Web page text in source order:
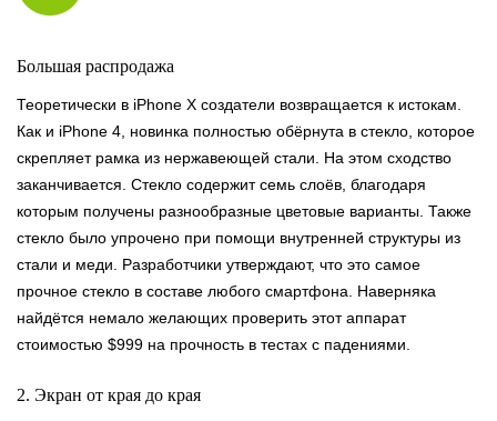
Большая распродажа
Теоретически в iPhone X создатели возвращается к истокам.
Как и iPhone 4, новинка полностью обёрнута в стекло, которое
скрепляет рамка из нержавеющей стали. На этом сходство
заканчивается. Стекло содержит семь слоёв, благодаря
которым получены разнообразные цветовые варианты. Также
стекло было упрочено при помощи внутренней структуры из
стали и меди. Разработчики утверждают, что это самое
прочное стекло в составе любого смартфона. Наверняка
найдётся немало желающих проверить этот аппарат
стоимостью $999 на прочность в тестах с падениями.
2. Экран от края до края